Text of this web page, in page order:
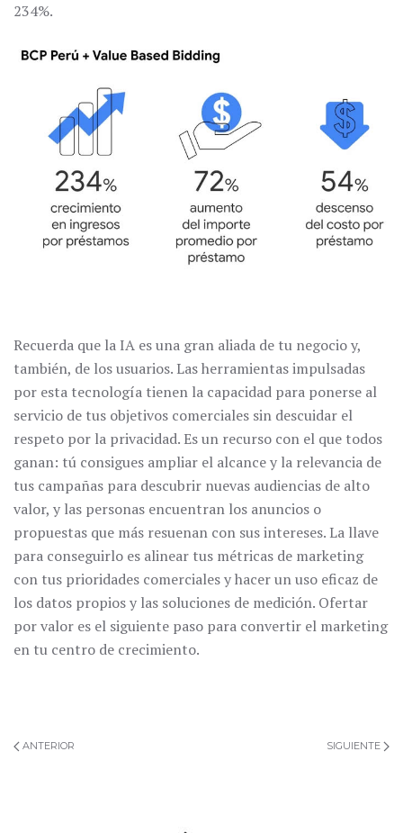
234%.
Recuerda que la IA es una gran aliada de tu negocio y,
también, de los usuarios. Las herramientas impulsadas
por esta tecnología tienen la capacidad para ponerse al
servicio de tus objetivos comerciales sin descuidar el
respeto por la privacidad. Es un recurso con el que todos
ganan: tú consigues ampliar el alcance y la relevancia de
tus campañas para descubrir nuevas audiencias de alto
valor, y las personas encuentran los anuncios o
propuestas que más resuenan con sus intereses. La llave
para conseguirlo es alinear tus métricas de marketing
con tus prioridades comerciales y hacer un uso eficaz de
los datos propios y las soluciones de medición. Ofertar
por valor es el siguiente paso para convertir el marketing
en tu centro de crecimiento.
ANTERIOR SIGUIENTE